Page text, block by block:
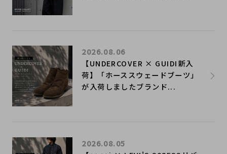
【UNDERCOVER × GUIDI新入
荷】「ホーススウェードブーツ」
が入荷しましたブランド...
2026.08.06
2026.08.05